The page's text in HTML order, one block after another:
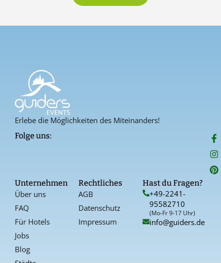
Erlebe die Möglichkeiten des Miteinanders!
Folge uns: F
a
c
e
b
I
n
s
t
a
P
i
n
t
e
Unternehmen
Über uns
FAQ
Für Hotels
Jobs
Blog
Rechtliches
AGB
Datenschutz
Impressum
Hast du Fragen?
+49-2241-
95582710
(Mo-Fr 9-17 Uhr)
info@guiders.de